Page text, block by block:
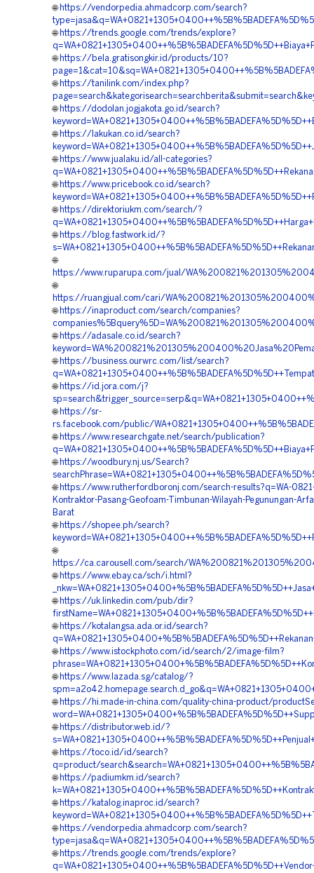
🌐 https://vendorpedia.ahmadcorp.com/search?
🌐 https://trends.google.com/trends/explore?
🌐 https://bela.gratisongkir.id/products/10?
🌐 https://tanilink.com/index.php?
🌐 https://dodolan.jogjakota.go.id/search?
🌐 https://lakukan.co.id/search?
🌐 https://www.jualaku.id/all-categories?
🌐 https://www.pricebook.co.id/search?
🌐 https://direktoriukm.com/search/?
🌐 https://blog.fastwork.id/?
🌐
https://www.ruparupa.com/jual/
🌐
https://ruangjual.com/cari/
🌐 https://inaproduct.com/search/companies?
🌐 https://adasale.co.id/search?
🌐 https://business.ourwrc.com/list/search?
🌐 https://id.jora.com/j?
🌐 https://sr-
rs.facebook.com/public/
🌐 https://www.researchgate.net/search/publication?
🌐 https://woodbury.nj.us/Search?
🌐 https://www.rutherfordboronj.com/search-results?q=WA-
Kontraktor-Pasang-Geofoam-Timbunan-Wilayah-Pegunungan-
Barat
🌐 https://shopee.ph/search?
🌐
https://ca.carousell.com/search/
🌐 https://www.ebay.ca/sch/i.html?
🌐 https://uk.linkedin.com/pub/dir?
🌐 https://kotalangsa.ada.or.id/search?
🌐 https://www.istockphoto.com/id/search/2/image-film?
🌐 https://www.lazada.sg/catalog/?
🌐 https://hi.made-in-china.com/quality-china-product/
🌐 https://distributor.web.id/?
🌐 https://toco.id/id/search?
q=product/
🌐 https://padiumkm.id/search?
🌐 https://katalog.inaproc.id/search?
🌐 https://vendorpedia.ahmadcorp.com/search?
🌐 https://trends.google.com/trends/explore?